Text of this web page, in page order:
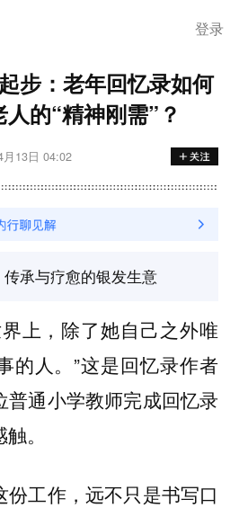
登录
步：老年回忆录如何
的“精神刚需”？
月13日 04:02
承与疗愈的银发生意
上，除了她自己之外唯
的人。”这是回忆录作者
普通小学教师完成回忆录
。
工作，远不只是书写口